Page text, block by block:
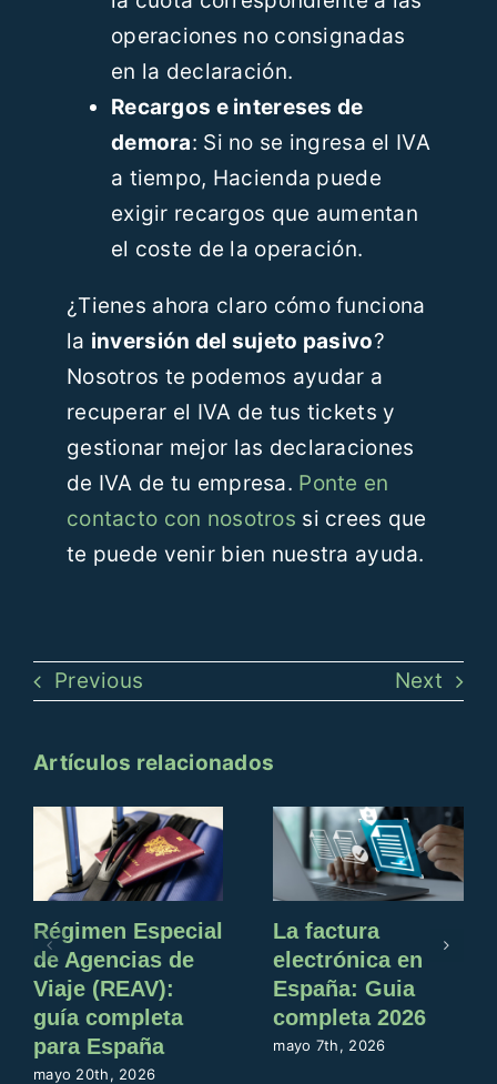
operaciones no consignadas
en la declaración.
Recargos e intereses de
demora: Si no se ingresa el IVA
a tiempo, Hacienda puede
exigir recargos que aumentan
el coste de la operación.
¿Tienes ahora claro cómo funciona
la inversión del sujeto pasivo?
Nosotros te podemos ayudar a
recuperar el IVA de tus tickets y
gestionar mejor las declaraciones
de IVA de tu empresa. Ponte en
contacto con nosotros si crees que
te puede venir bien nuestra ayuda.
Previous Next
Artículos relacionados
Régimen Especial
de Agencias de
Viaje (REAV):
guía completa
para España
mayo 20th, 2026
La factura
electrónica en
España: Guia
completa 2026
mayo 7th, 2026